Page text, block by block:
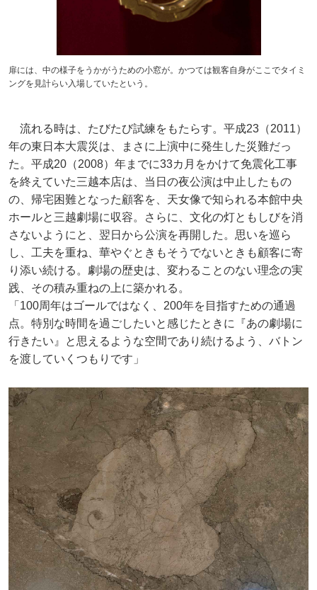
扉には、中の様子をうかがうための小窓が。かつては観客自身がここでタイミ
ングを見計らい入場していたという。
流れる時は、たびたび試練をもたらす。平成23（2011）
年の東日本大震災は、まさに上演中に発生した災難だっ
た。平成20（2008）年までに33カ月をかけて免震化工事
を終えていた三越本店は、当日の夜公演は中止したもの
の、帰宅困難となった顧客を、天女像で知られる本館中央
ホールと三越劇場に収容。さらに、文化の灯ともしびを消
さないようにと、翌日から公演を再開した。思いを巡ら
し、工夫を重ね、華やぐときもそうでないときも顧客に寄
り添い続ける。劇場の歴史は、変わることのない理念の実
践、その積み重ねの上に築かれる。
「100周年はゴールではなく、200年を目指すための通過
点。特別な時間を過ごしたいと感じたときに『あの劇場に
行きたい』と思えるような空間であり続けるよう、バトン
を渡していくつもりです」